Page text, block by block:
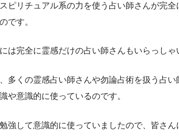
ピリチュアル系の力を使う占い師さんが完
です。
は完全に霊感だけの占い師さんもいらっしゃ
多くの霊感占い師さんや勿論占術を扱う占
や意識的に使っているのです。
強して意識的に使っていましたので、皆さ